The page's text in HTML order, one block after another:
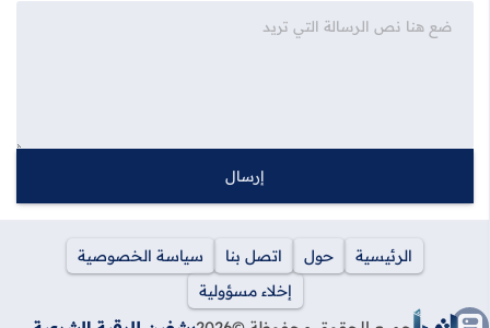
الرئيسية حول اتصل بنا
سياسة الخصوصية
إخلاء مسؤولية